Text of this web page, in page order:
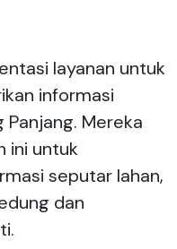
layanan untuk
informasi
Mereka
ini untuk
seputar lahan,
dan